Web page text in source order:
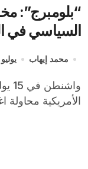
“بلومبرج”:
السياسي في
محمد إيهاب يوليو 15, 2024
واشنطن في 15 يوليو /أ ش أ/ وصفت وكالة "بلومبرج"
الأمريكية محاولة